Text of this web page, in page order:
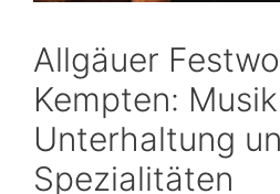
Allgäuer
Kempten:
Unterhaltung
Spezialitäten